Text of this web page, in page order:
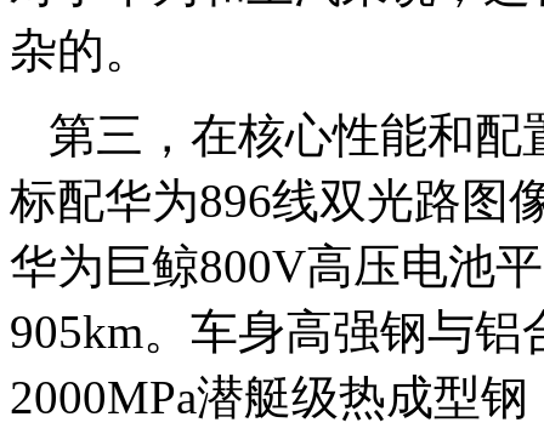
杂的。
第三，在核心性能和配
标配华为896线双光路图
华为巨鲸800V高压电池
905km。车身高强钢与铝
2000MPa潜艇级热成型